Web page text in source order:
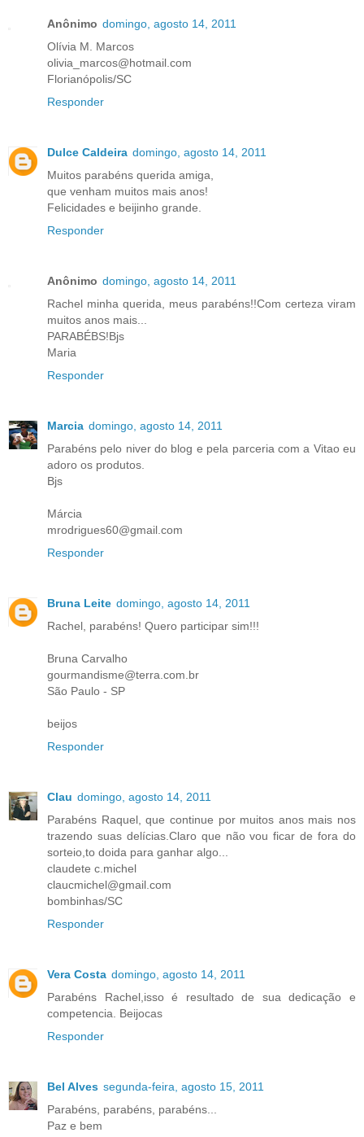
Anônimo domingo, agosto 14, 2011
Olívia M. Marcos
olivia_marcos@hotmail.com
Florianópolis/SC
Responder
Dulce Caldeira domingo, agosto 14, 2011
Muitos parabéns querida amiga,
que venham muitos mais anos!
Felicidades e beijinho grande.
Responder
Anônimo domingo, agosto 14, 2011
Rachel minha querida, meus parabéns!!Com certeza viram
muitos anos mais...
PARABÉBS!Bjs
Maria
Responder
Marcia domingo, agosto 14, 2011
Parabéns pelo niver do blog e pela parceria com a Vitao eu
adoro os produtos.
Bjs
Márcia
mrodrigues60@gmail.com
Responder
Bruna Leite domingo, agosto 14, 2011
Rachel, parabéns! Quero participar sim!!!
Bruna Carvalho
gourmandisme@terra.com.br
São Paulo - SP
beijos
Responder
Clau domingo, agosto 14, 2011
Parabéns Raquel, que continue por muitos anos mais nos
trazendo suas delícias.Claro que não vou ficar de fora do
sorteio,to doida para ganhar algo...
claudete c.michel
claucmichel@gmail.com
bombinhas/SC
Responder
Vera Costa domingo, agosto 14, 2011
Parabéns Rachel,isso é resultado de sua dedicação e
competencia. Beijocas
Responder
Bel Alves segunda-feira, agosto 15, 2011
Parabéns, parabéns, parabéns...
Paz e bem